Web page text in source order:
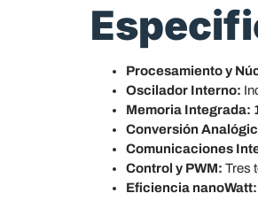
Procesamiento y
Oscilador Interno:
Memoria Integrada:
Conversión
Comunicaciones
Control y PWM: Tres
Eficiencia nanoWatt: